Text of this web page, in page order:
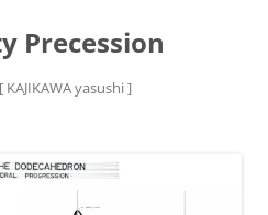
Precession
yasushi ]
テ
ン